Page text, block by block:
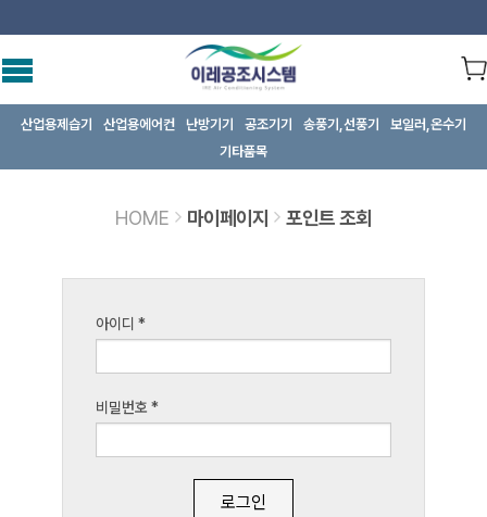
산업용제습기 산업용에어컨 난방기기 공조기기 송풍기,선풍기
보일러,온수기
기타품목
HOME 마이페이지 포인트 조회
아이디 *
비밀번호 *